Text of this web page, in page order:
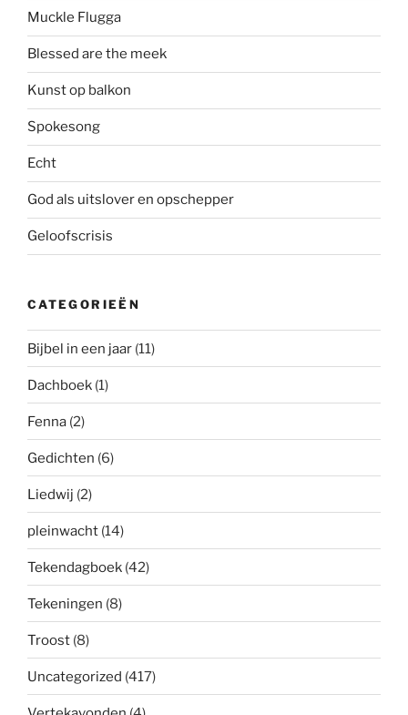
Muckle Flugga
Blessed are the meek
Kunst op balkon
Spokesong
Echt
God als uitslover en opschepper
Geloofscrisis
CATEGORIEËN
Bijbel in een jaar (11)
Dachboek (1)
Fenna (2)
Gedichten (6)
Liedwij (2)
pleinwacht (14)
Tekendagboek (42)
Tekeningen (8)
Troost (8)
Uncategorized (417)